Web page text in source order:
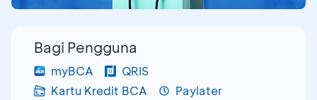
Bagi Pengguna
myBCA
QRIS
Kartu Kredit BCA
Paylater